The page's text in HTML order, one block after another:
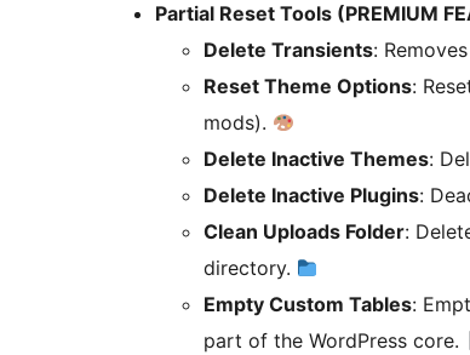
Partial Reset Tools (PREMIUM
Delete Transients:
Reset Theme Options:
mods).
Delete Inactive Themes:
Delete Inactive Plugins:
Clean Uploads Folder:
directory.
Empty Custom Tables:
part of the WordPress core.